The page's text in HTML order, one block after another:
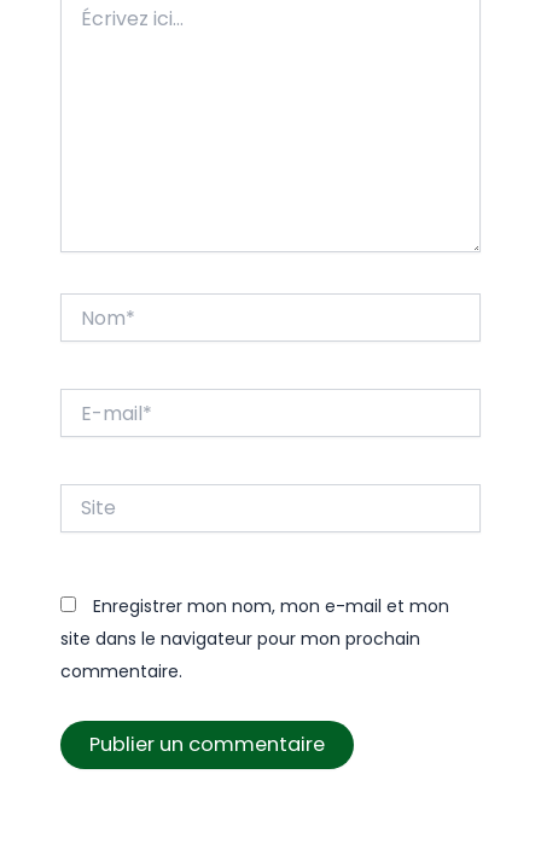
ici…
mail*
Enregistrer mon nom, mon e-mail et mon
site dans le navigateur pour mon prochain
commentaire.